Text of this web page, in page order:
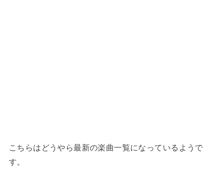
こちらはどうやら最新の楽曲一覧になっているようで
す。